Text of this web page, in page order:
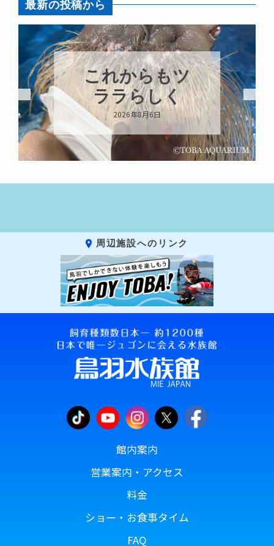
最新の投稿から
これからもツ
ララらしく
2026年8月6日
周辺施設へのリンク
館内案内
営業案内・アクセス
料金
ショー・お食事タイム
FAQ